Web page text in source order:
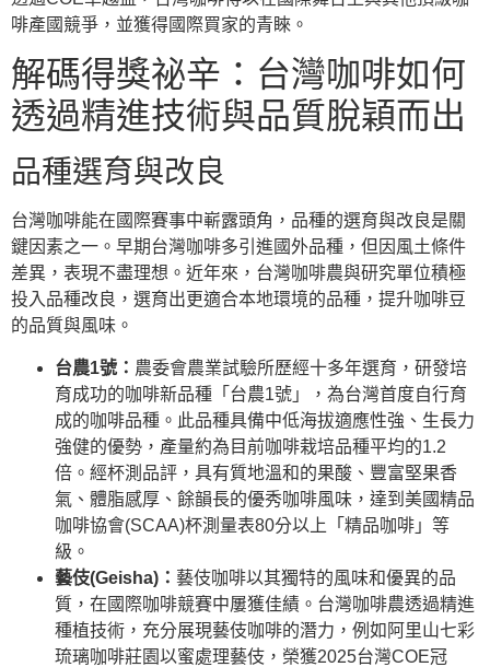
啡產國競爭，並獲得國際買家的青睞。
解碼得獎祕辛：台灣咖啡如何
透過精進技術與品質脫穎而出
品種選育與改良
台灣咖啡能在國際賽事中嶄露頭角，品種的選育與改良是關
鍵因素之一。早期台灣咖啡多引進國外品種，但因風土條件
差異，表現不盡理想。近年來，台灣咖啡農與研究單位積極
投入品種改良，選育出更適合本地環境的品種，提升咖啡豆
的品質與風味。
台農1號： 農委會農業試驗所歷經十多年選育，研發培
育成功的咖啡新品種「台農1號」，為台灣首度自行育
成的咖啡品種。此品種具備中低海拔適應性強、生長力
強健的優勢，產量約為目前咖啡栽培品種平均的1.2
倍。經杯測品評，具有質地溫和的果酸、豐富堅果香
氣、體脂感厚、餘韻長的優秀咖啡風味，達到美國精品
咖啡協會(SCAA)杯測量表80分以上「精品咖啡」等
級。
藝伎(Geisha)： 藝伎咖啡以其獨特的風味和優異的品
質，在國際咖啡競賽中屢獲佳績。台灣咖啡農透過精進
種植技術，充分展現藝伎咖啡的潛力，例如阿里山七彩
琉璃咖啡莊園以蜜處理藝伎，榮獲2025台灣COE冠